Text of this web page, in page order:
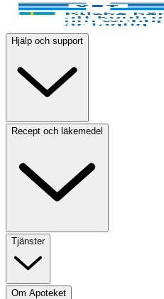
Hjälp och support
Recept och läkemedel
Tjänster
Om Apoteket